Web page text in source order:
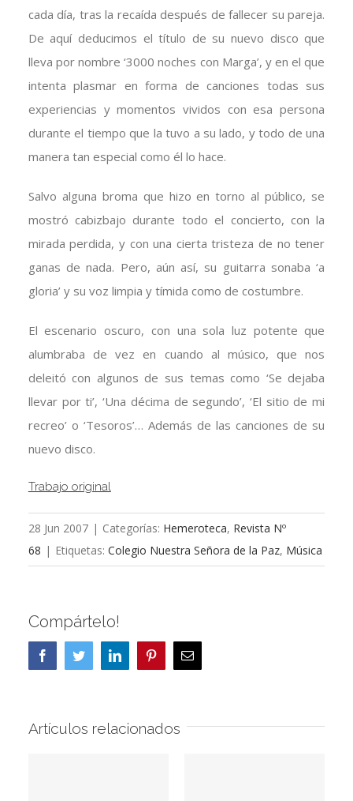
cada día, tras la recaída después de fallecer su pareja.
De aquí deducimos el título de su nuevo disco que
lleva por nombre ‘3000 noches con Marga’, y en el que
intenta plasmar en forma de canciones todas sus
experiencias y momentos vividos con esa persona
durante el tiempo que la tuvo a su lado, y todo de una
manera tan especial como él lo hace.
Salvo alguna broma que hizo en torno al público, se
mostró cabizbajo durante todo el concierto, con la
mirada perdida, y con una cierta tristeza de no tener
ganas de nada. Pero, aún así, su guitarra sonaba ‘a
gloria’ y su voz limpia y tímida como de costumbre.
El escenario oscuro, con una sola luz potente que
alumbraba de vez en cuando al músico, que nos
deleitó con algunos de sus temas como ‘Se dejaba
llevar por ti’, ‘Una décima de segundo’, ‘El sitio de mi
recreo’ o ‘Tesoros’… Además de las canciones de su
nuevo disco.
Trabajo original
28 Jun 2007 | Categorías: Hemeroteca, Revista Nº
68 | Etiquetas: Colegio Nuestra Señora de la Paz, Música
Compártelo!
FacebookTwitterLinkedInPinterestCorreo
electrónico
Artículos relacionados